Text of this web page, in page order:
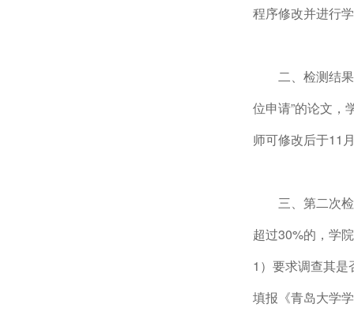
程序修改并进行
二、检测结
位申请”的论文，
师可修改后于11
三、第二次
超过30%的，学
1）要求调查其
填报《青岛大学